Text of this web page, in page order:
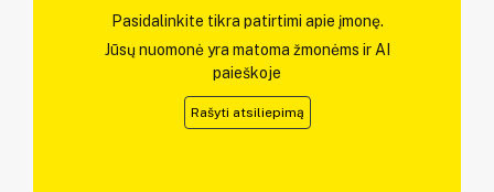
Pasidalinkite tikra patirtimi apie įmonę.
Jūsų nuomonė yra matoma žmonėms ir AI
paieškoje
Rašyti atsiliepimą